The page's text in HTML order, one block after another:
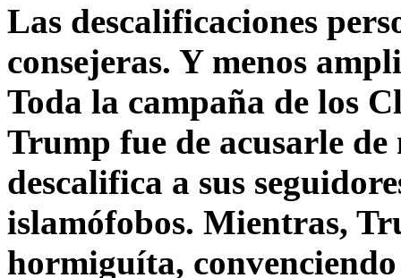
Las descalificaciones
consejeras. Y menos
Toda la campaña de los
Trump fue de acusarle
descalifica a sus
islamófobos. Mientras,
hormiguíta,